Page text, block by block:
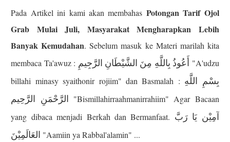
Pada Artikel ini kami akan membahas Potongan Tarif Ojol
Grab Mulai Juli, Masyarakat Mengharapkan Lebih
Banyak Kemudahan. Sebelum masuk ke Materi marilah kita
membaca Ta'awuz : أَعُوذُ بِاللَّهِ مِنَ الشَّيْطَانِ الرَّجِيمِ "A'udzu
billahi minasy syaithonir rojiim" dan Basmalah : بِسْمِ اللَّهِ
الرَّحْمَنِ الرَّحِيم "Bismillahirraahmanirrahiim" Agar Bacaan
yang dibaca menjadi Berkah dan Bermanfaat. آمِيْن يَا رَبَّ
العَالَمِيْنَ "Aamiin ya Rabbal'alamin" ...